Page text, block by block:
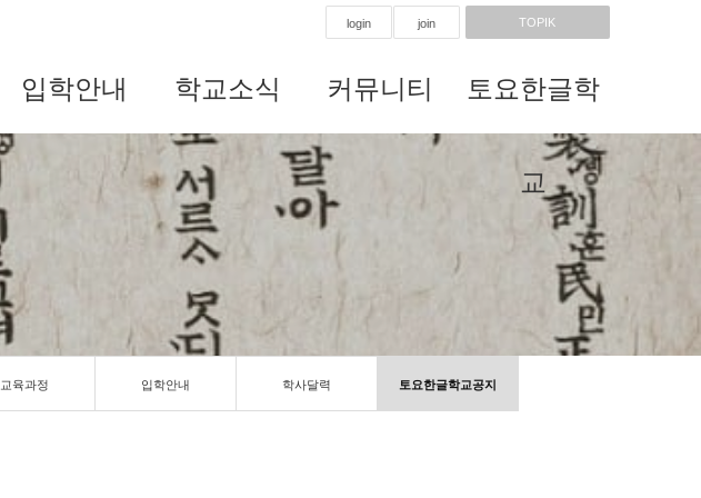
login join TOPIK
입학안내 학교소식 커뮤니티 토요한글학
교
교육과정 입학안내 학사달력 토요한글학교공지